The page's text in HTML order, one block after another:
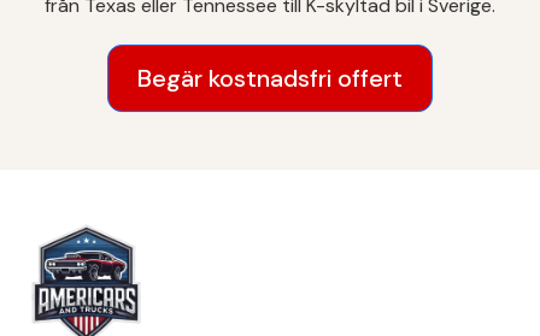
från Texas eller Tennessee till K-skyltad bil i Sverige.
Begär kostnadsfri offert